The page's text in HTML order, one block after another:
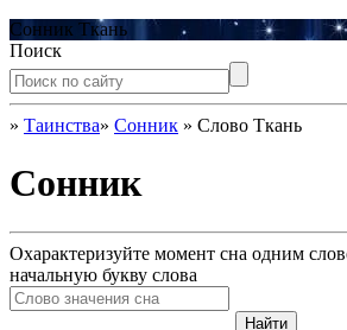
Сонник Ткань
Поиск
» Таинства» Сонник » Слово Ткань
Сонник
Охарактеризуйте момент сна одним
начальную букву слова